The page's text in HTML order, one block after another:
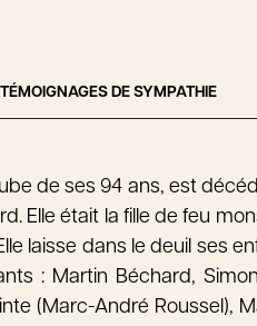
TÉMOIGNAGES DE SYMPATHIE
de ses 94 ans, est
Elle était la fille de feu
laisse dans le deuil ses
: Martin Béchard,
(Marc-André Roussel),